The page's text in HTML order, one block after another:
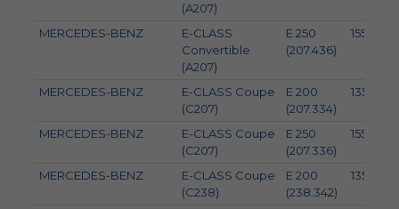
(A207)
MERCEDES-BENZ
E-CLASS
Convertible
(A207)
E 250
(207.436)
155
MERCEDES-BENZ
E-CLASS Coupe
(C207)
E 200
(207.334)
135
MERCEDES-BENZ
E-CLASS Coupe
(C207)
E 250
(207.336)
155
MERCEDES-BENZ
E-CLASS Coupe
(C238)
E 200
(238.342)
135